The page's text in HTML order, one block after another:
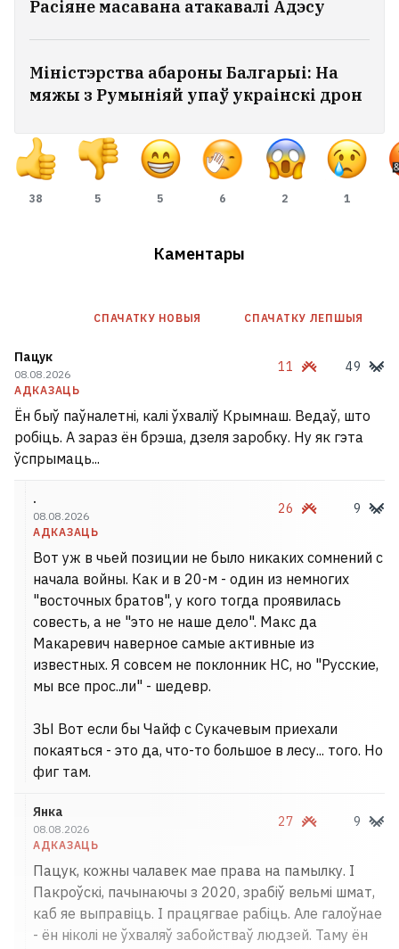
Расіяне масавана атакавалі Адэсу
Міністэрства абароны Балгарыі: На
мяжы з Румыніяй упаў украінскі дрон
38 5 5 6 2 1
Каментары
СПАЧАТКУ НОВЫЯ СПАЧАТКУ ЛЕПШЫЯ
Пацук
08.08.2026
АДКАЗАЦЬ
11 49
Ён быў паўналетні, калі ўхваліў Крымнаш. Ведаў, што
робіць. А зараз ён брэша, дзеля заробку. Ну як гэта
ўспрымаць...
.
08.08.2026
АДКАЗАЦЬ
26 9
Вот уж в чьей позиции не было никаких сомнений с
начала войны. Как и в 20-м - один из немногих
"восточных братов", у кого тогда проявилась
совесть, а не "это не наше дело". Макс да
Макаревич наверное самые активные из
известных. Я совсем не поклонник НС, но "Русские,
мы все прос..ли" - шедевр.
ЗЫ Вот если бы Чайф с Сукачевым приехали
покаяться - это да, что-то большое в лесу... того. Но
фиг там.
Янка
08.08.2026
АДКАЗАЦЬ
27 9
Пацук, кожны чалавек мае права на памылку. І
Пакроўскі, пачынаючы з 2020, зрабіў вельмі шмат,
каб яе выправіць. І працягвае рабіць. Але галоўнае
- ён ніколі не ўхваляў забойстваў людзей. Таму ён